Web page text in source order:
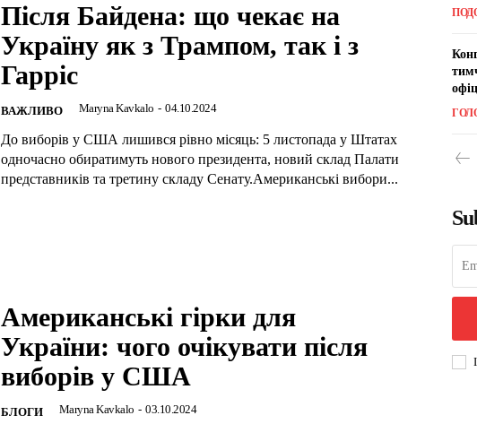
Після Байдена: що чекає на
Україну як з Трампом, так і з
Гарріс
ВАЖЛИВО Maryna Kavkalo - 04.10.2024
До виборів у США лишився рівно місяць: 5 листопада у Штатах
одночасно обиратимуть нового президента, новий склад Палати
представників та третину складу Сенату.Американські вибори...
Американські гірки для
України: чого очікувати після
виборів у США
БЛОГИ Maryna Kavkalo - 03.10.2024